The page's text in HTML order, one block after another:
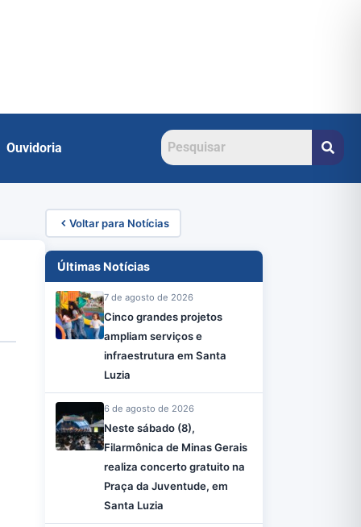
Ouvidoria
Voltar para Notícias
Últimas Notícias
7 de agosto de 2026
Cinco grandes projetos
ampliam serviços e
infraestrutura em Santa
Luzia
6 de agosto de 2026
Neste sábado (8),
Filarmônica de Minas Gerais
realiza concerto gratuito na
Praça da Juventude, em
Santa Luzia